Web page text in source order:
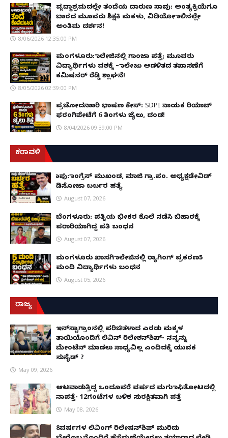
ವೃದ್ಧಾಶ್ರಮದಲ್ಲೇ ತಂದೆಯ ದಾರುಣ ಸಾವು: ಅಂತ್ಯಕ್ರಿಯೆಗೂ
ಬಾರದ ಮೂವರು ಶಿಕ್ಷಕಿ ಮಕಳು, ವಿಡಿಯೋ ಕಾಲಿನಲ್ಲೇ
ಅಂತಿಮ ದರ್ಶನ!
8/06/2026 12:35:00 PM
ಮಂಗಳೂರು: ಕಾಲೇಜಿನಲ್ಲಿ ಗಾಂಜಾ ಪತ್ತೆ; ಮೂವರು
ವಿದ್ಯಾರ್ಥಿಗಳು ವಶಕ್ಕೆ – ಕಾಲೇಜು ಆಡಳಿತದ ತಪಾಸಣೆಗೆ
ಕಮಿಷನರ್ ರೆಡ್ಡಿ ಶ್ಲಾಘನೆ!
8/05/2026 02:39:00 PM
ಪ್ರಚೋದನಾಕಾರಿ ಭಾಷಣ ಕೇಸ್: SDPI ನಾಯಕ ರಿಯಾಜ್
ಫರಂಗಿಪೇಟೆಗೆ 6 ತಿಂಗಳು ಜೈಲು, ದಂಡ!
8/04/2026 09:39:00 PM
ಕರಾವಳಿ
ಕಾಪು: ಕಾಂಗ್ರೆಸ್ ಮುಖಂಡ, ಮಾಜಿ ಗ್ರಾ.ಪಂ. ಅಧ್ಯಕ್ಷಡೇವಿಡ್
ಡಿಸೋಜಾ ಬರ್ಬರ ಹತ್ಯೆ
August 07, 2026
ಬೆಂಗಳೂರು: ಪತ್ನಿಯ ಭೀಕರ ಕೊಲೆ ನಡೆಸಿ ಬಿಹಾರಕ್ಕೆ
ಪರಾರಿಯಾಗಿದ್ದ ಪತಿ ಬಂಧನ
August 07, 2026
ಮಂಗಳೂರು ಖಾಸಗಿ ಕಾಲೇಜಿನಲ್ಲಿ ರ‌್ಯಾಗಿಂಗ್ ಪ್ರಕರಣ5
ಮಂದಿ ವಿದ್ಯಾರ್ಥಿಗಳು ಬಂಧನ
August 05, 2026
ರಾಜ್ಯ
ಇನ್​ಸ್ಟಾಗ್ರಾಂನಲ್ಲಿ ಪರಿಚಿತಳಾದ ಎರಡು ಮಕ್ಕಳ
ತಾಯಿಯೊಂದಿಗೆ ಲಿವಿನ್ ರಿಲೇಶನ್​ಶಿಪ್- ನನ್ನನ್ನು
ಮೇಂಟೆನ್ ಮಾಡಲು ಸಾಧ್ಯವಿಲ್ಲ ಎಂದಿದಕ್ಕೆ ಯುವಕ
ಸುಸೈಡ್ ?
May 09, 2026
ಆಟವಾಡುತ್ತಿದ್ದ ಒಂದೂವರೆ ವರ್ಷದ ಮಗು ಕಾಫಿತೋಟದಲ್ಲಿ
ನಾಪತ್ತೆ- 12ಗಂಟೆಗಳ ಬಳಿಕ ಸುರಕ್ಷಿತವಾಗಿ ಪತ್ತೆ
May 08, 2026
8ವರ್ಷಗಳ ಲಿವಿಂಗ್‌ ರಿಲೇಷನ್‌ಶಿಪ್ ಮುರಿದು